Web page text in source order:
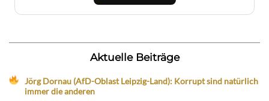
Aktuelle Beiträge
Jörg Dornau (AfD-Oblast Leipzig-Land): Korrupt sind natürlich
immer die anderen